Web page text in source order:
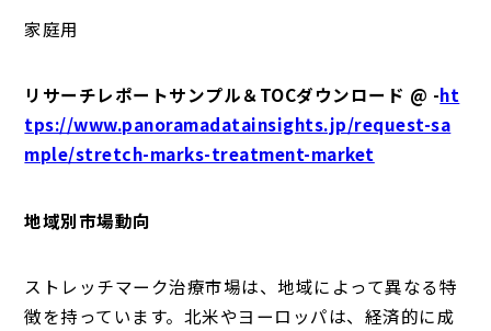
家庭用
リサーチレポートサンプル＆TOCダウンロード @ -ht
tps://www.panoramadatainsights.jp/request-sa
mple/stretch-marks-treatment-market
地域別市場動向
ストレッチマーク治療市場は、地域によって異なる特
徴を持っています。北米やヨーロッパは、経済的に成